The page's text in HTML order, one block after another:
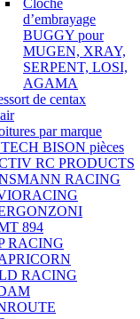
Cloche
d’embrayage
BUGGY pour
MUGEN, XRAY,
SERPENT, LOSI,
AGAMA
de centax
par marque
BISON pièces
RC PRODUCTS
RACING
894
RACING
RACING